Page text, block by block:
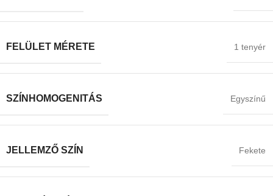
FELÜLET MÉRETE 1 tenyér
SZÍNHOMOGENITÁS Egyszínű
JELLEMZŐ SZÍN Fekete